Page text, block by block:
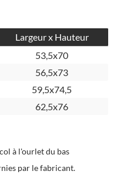
Largeur x Hauteur
53,5x70
56,5x73
59,5x74,5
62,5x76
à l'ourlet du bas
par le fabricant.